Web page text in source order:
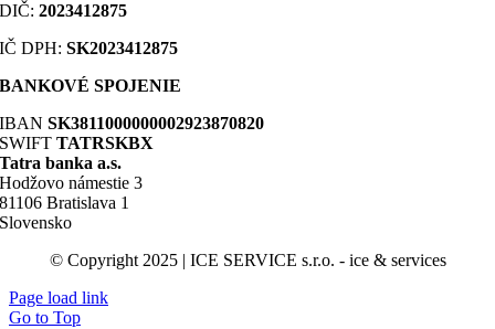
DIČ:2023412875
IČ DPH:SK2023412875
BANKOVÉ SPOJENIE
IBANSK3811000000002923870820
SWIFT TATRSKBX
Tatra banka a.s.
Hodžovo námestie 3
81106 Bratislava 1
Slovensko
© Copyright 2025 | ICE SERVICE s.r.o. - ice & services
Page load link
Go to Top